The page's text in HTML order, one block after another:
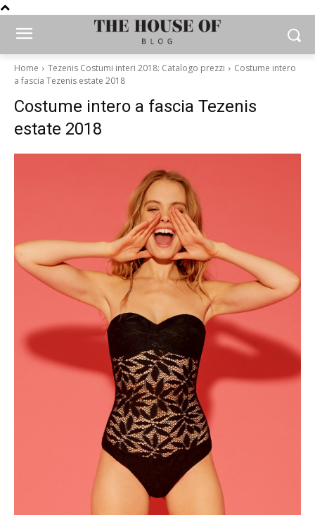
Home Tezenis Costumi interi 2018: Catalogo prezzi
Costume intero
a fascia Tezenis estate 2018
Costume intero a fascia Tezenis
estate 2018